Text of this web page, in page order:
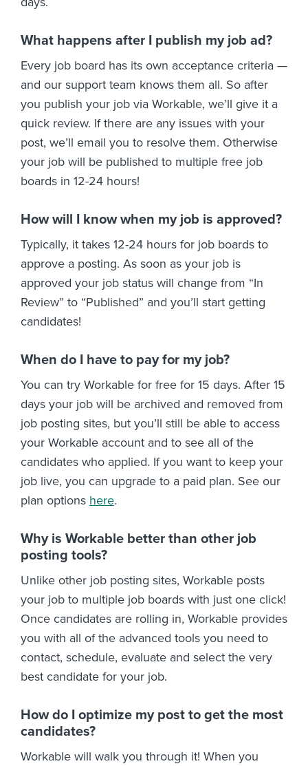
What happens after I publish my job ad?
Every job board has its own acceptance criteria —
and our support team knows them all. So after
you publish your job via Workable, we’ll give it a
quick review. If there are any issues with your
post, we’ll email you to resolve them. Otherwise
your job will be published to multiple free job
boards in 12-24 hours!
How will I know when my job is approved?
Typically, it takes 12-24 hours for job boards to
approve a posting. As soon as your job is
approved your job status will change from “In
Review” to “Published” and you’ll start getting
candidates!
When do I have to pay for my job?
You can try Workable for free for 15 days. After 15
days your job will be archived and removed from
job posting sites, but you’ll still be able to access
your Workable account and to see all of the
candidates who applied. If you want to keep your
job live, you can upgrade to a paid plan. See our
plan options here.
Why is Workable better than other job
posting tools?
Unlike other job posting sites, Workable posts
your job to multiple job boards with just one click!
Once candidates are rolling in, Workable provides
you with all of the advanced tools you need to
contact, schedule, evaluate and select the very
best candidate for your job.
How do I optimize my post to get the most
candidates?
Workable will walk you through it! When you